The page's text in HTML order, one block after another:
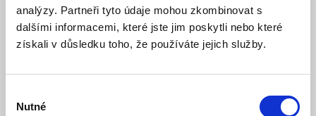
analýzy. Partneři tyto údaje mohou zkombinovat s
dalšími informacemi, které jste jim poskytli nebo které
získali v důsledku toho, že používáte jejich služby.
souhlasu
Nutné
Detail Do košíku